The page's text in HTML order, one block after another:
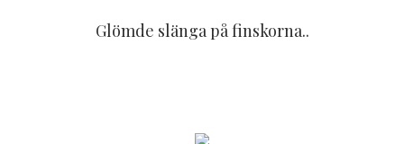
Glömde slänga på finskorna..